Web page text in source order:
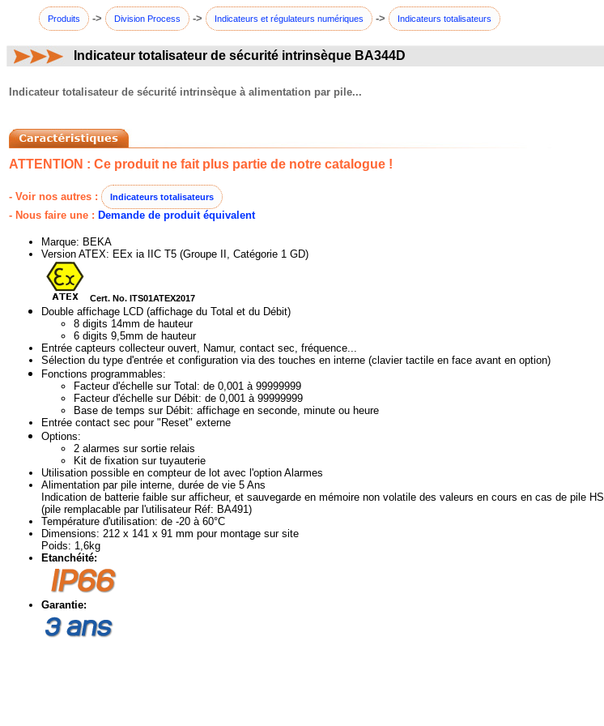
Produits -> Division Process -> Indicateurs et régulateurs numériques -> Indicateurs totalisateurs
Indicateur totalisateur de sécurité intrinsèque BA344D
Indicateur totalisateur de sécurité intrinsèque à alimentation par pile...
ATTENTION : Ce produit ne fait plus partie de notre catalogue !
- Voir nos autres : Indicateurs totalisateurs
- Nous faire une : Demande de produit équivalent
Marque: BEKA
Version ATEX: EEx ia IIC T5 (Groupe II, Catégorie 1 GD)
Cert. No. ITS01ATEX2017
Double affichage LCD (affichage du Total et du Débit)
8 digits 14mm de hauteur
6 digits 9,5mm de hauteur
Entrée capteurs collecteur ouvert, Namur, contact sec, fréquence...
Sélection du type d'entrée et configuration via des touches en interne (clavier tactile en face avant en option)
Fonctions programmables:
Facteur d'échelle sur Total: de 0,001 à 99999999
Facteur d'échelle sur Débit: de 0,001 à 99999999
Base de temps sur Débit: affichage en seconde, minute ou heure
Entrée contact sec pour "Reset" externe
Options:
2 alarmes sur sortie relais
Kit de fixation sur tuyauterie
Utilisation possible en compteur de lot avec l'option Alarmes
Alimentation par pile interne, durée de vie 5 Ans
Indication de batterie faible sur afficheur, et sauvegarde en mémoire non volatile des valeurs en cours en cas de pile HS
(pile remplacable par l'utilisateur Réf: BA491)
Température d'utilisation: de -20 à 60°C
Dimensions: 212 x 141 x 91 mm pour montage sur site
Poids: 1,6kg
Etanchéité:
Garantie: